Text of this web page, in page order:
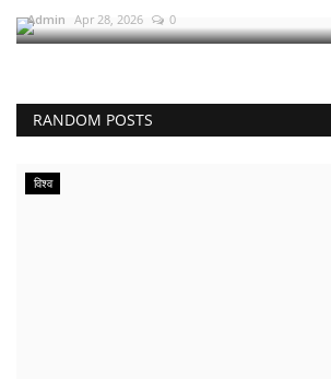
Admin Apr 28, 2026 0
RANDOM POSTS
विश्व